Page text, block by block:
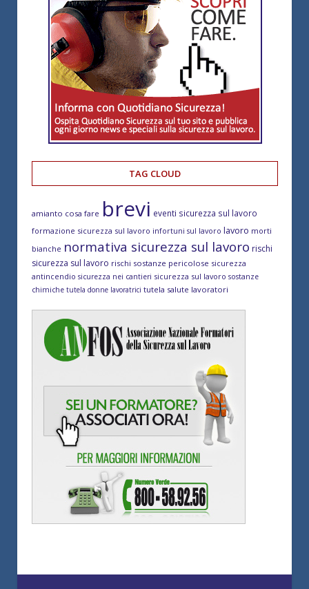
TAG CLOUD
amianto cosa fare brevi eventi sicurezza sul lavoro
formazione sicurezza sul lavoro infortuni sul lavoro lavoro morti
bianche normativa sicurezza sul lavoro rischi
sicurezza sul lavoro rischi sostanze pericolose sicurezza
antincendio sicurezza nei cantieri sicurezza sul lavoro sostanze
chimiche tutela donne lavoratrici tutela salute lavoratori